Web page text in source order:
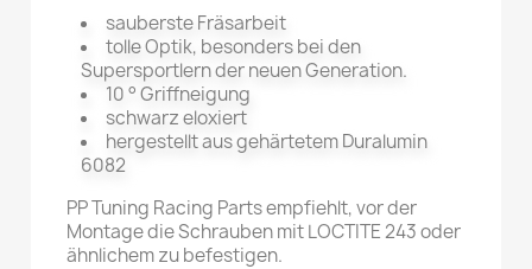
sauberste Fräsarbeit
tolle Optik, besonders bei den
Supersportlern der neuen Generation.
10 ° Griffneigung
schwarz eloxiert
hergestellt aus gehärtetem Duralumin
6082
PP Tuning Racing Parts empfiehlt, vor der
Montage die Schrauben mit LOCTITE 243 oder
ähnlichem zu befestigen.